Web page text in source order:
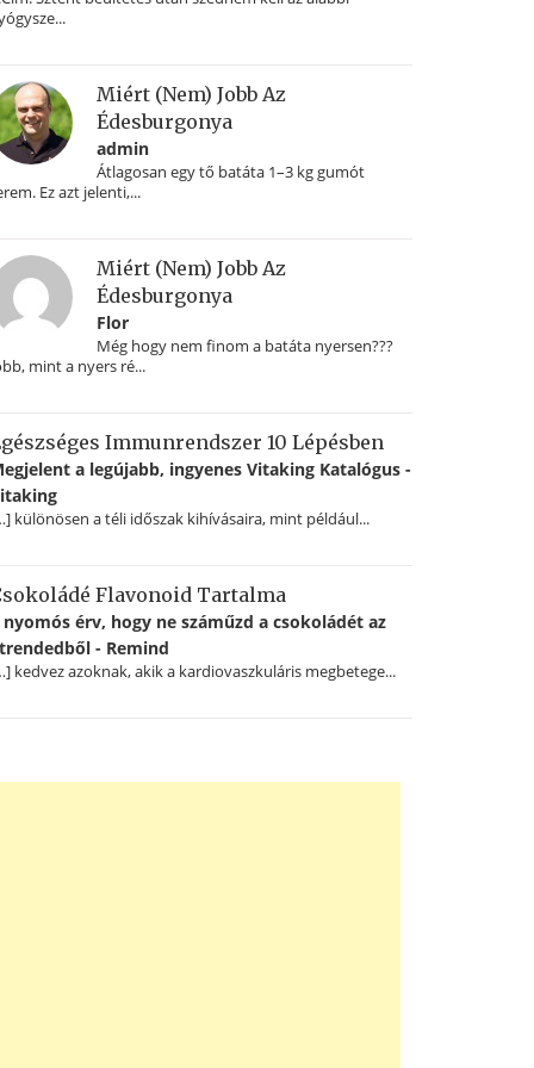
Miért (nem) Jobb Az
Édesburgonya
admin
Átlagosan egy tő batáta 1–3 kg gumót
Ez azt jelenti,...
Miért (nem) Jobb Az
Édesburgonya
Flor
Még hogy nem finom a batáta nyersen???
mint a nyers ré...
Immunrendszer 10 Lépésben
a legújabb, ingyenes Vitaking Katalógus -
különösen a téli időszak kihívásaira, mint például...
Flavonoid Tartalma
nyomós érv, hogy ne száműzd a csokoládét az
- Remind
kedvez azoknak, akik a kardiovaszkuláris megbetege...